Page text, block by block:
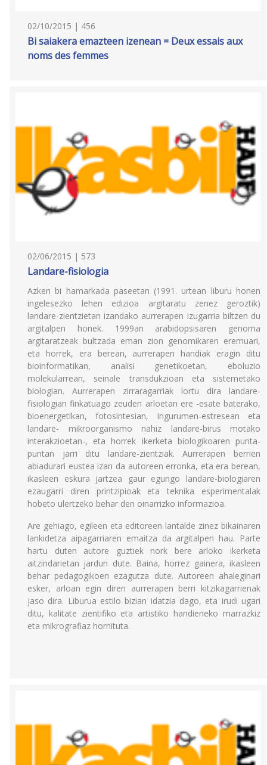
02/10/2015 | 456
Bi saiakera emazteen izenean = Deux essais aux
noms des femmes
02/06/2015 | 573
Landare-fisiologia
Azken bi hamarkada paseetan (1991. urtean liburu honen
ingelesezko lehen edizioa argitaratu zenez geroztik)
landare-zientzietan izandako aurrerapen izugarria biltzen du
argitalpen honek. 1999an arabidopsisaren genoma
argitaratzeak bultzada eman zion genomikaren eremuari,
eta horrek, era berean, aurrerapen handiak eragin ditu
bioinformatikan, analisi genetikoetan, eboluzio
molekularrean, seinale transdukzioan eta sistemetako
biologian. Aurrerapen zirraragarriak lortu dira landare-
fisiologian finkatuago zeuden arloetan ere -esate baterako,
bioenergetikan, fotosintesian, ingurumen-estresean eta
landare- mikroorganismo nahiz landare-birus motako
interakzioetan-, eta horrek ikerketa biologikoaren punta-
puntan jarri ditu landare-zientziak. Aurrerapen berrien
abiadurari eustea izan da autoreen erronka, eta era berean,
ikasleen eskura jartzea gaur egungo landare-biologiaren
ezaugarri diren printzipioak eta teknika esperimentalak
hobeto ulertzeko behar den oinarrizko informazioa.
Are gehiago, egileen eta editoreen lantalde zinez bikainaren
lankidetza aipagarriaren emaitza da argitalpen hau. Parte
hartu duten autore guztiek nork bere arloko ikerketa
aitzindarietan jardun dute. Baina, horrez gainera, ikasleen
behar pedagogikoen ezagutza dute. Autoreen ahaleginari
esker, arloan egin diren aurrerapen berri kitzikagarrienak
jaso dira. Liburua estilo bizian idatzia dago, eta irudi ugari
ditu, kalitate zientifiko eta artistiko handieneko marrazkiz
eta mikrografiaz hornituta.